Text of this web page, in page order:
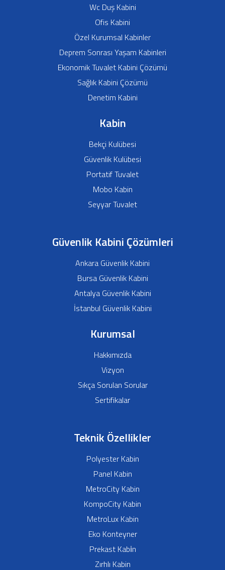
Wc Duş Kabini
Ofis Kabini
Özel Kurumsal Kabinler
Deprem Sonrası Yaşam Kabinleri
Ekonomik Tuvalet Kabini Çözümü
Sağlık Kabini Çözümü
Denetim Kabini
Kabin
Bekçi Kulübesi
Güvenlik Kulübesi
Portatif Tuvalet
Mobo Kabin
Seyyar Tuvalet
Güvenlik Kabini Çözümleri
Ankara Güvenlik Kabini
Bursa Güvenlik Kabini
Antalya Güvenlik Kabini
İstanbul Güvenlik Kabini
Kurumsal
Hakkımızda
Vizyon
Sıkça Sorulan Sorular
Sertifikalar
Teknik Özellikler
Polyester Kabin
Panel Kabin
MetroCity Kabin
KompoCity Kabin
MetroLux Kabin
Eko Konteyner
Prekast Kabi̇n
Zırhlı Kabin